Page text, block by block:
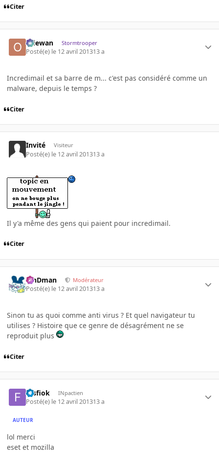
Citer
Oliewan Stormtrooper
Posté(e) le 12 avril 201313 a
Incredimail et sa barre de m... c'est pas considéré comme un
malware, depuis le temps ?
Citer
Invité Visiteur
Posté(e) le 12 avril 201313 a
Il y'a même des gens qui paient pour incredimail.
Citer
RinDman Modérateur
Posté(e) le 12 avril 201313 a
Sinon tu as quoi comme anti virus ? Et quel navigateur tu
utilises ? Histoire que ce genre de désagrément ne se
reproduit plus
Citer
filsfiok INpactien
Posté(e) le 12 avril 201313 a
AUTEUR
lol merci
eset et mozilla